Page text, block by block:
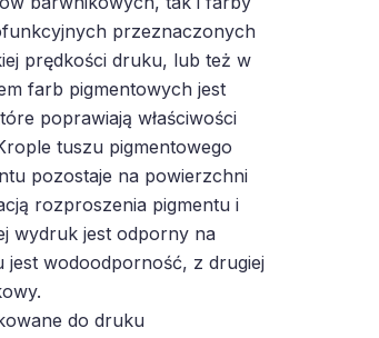
przeznaczonych
prędkości druku, lub też w
farb pigmentowych jest
poprawiają właściwości
tuszu pigmentowego
pozostaje na powierzchni
rozproszenia pigmentu i
wydruk jest odporny na
jest wodoodporność, z drugiej
do druku